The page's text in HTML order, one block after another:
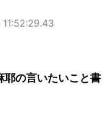
耶の言いたいこと書